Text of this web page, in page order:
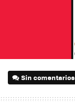
Sin comentarios